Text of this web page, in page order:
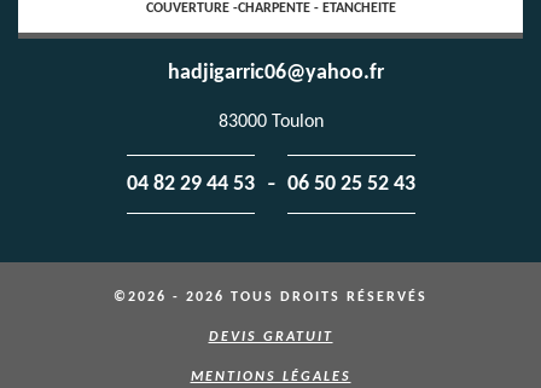
COUVERTURE -CHARPENTE - ETANCHEITE
hadjigarric06@yahoo.fr
83000 Toulon
04 82 29 44 53 - 06 50 25 52 43
©2026 - 2026 TOUS DROITS RÉSERVÉS
DEVIS GRATUIT
MENTIONS LÉGALES